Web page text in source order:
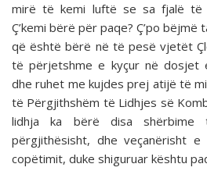
mirë të kemi luftë se sa fjalë të
Ç’kemi bërë për paqe? Ç’po bëjmë
që është bërë në të pesë vjetët
të përjetshme e kyçur në
dhe ruhet me kujdes prej atijë të
të Përgjithshëm të Lidhjes së
lidhja ka bërë disa shërbime
përgjithësisht, dhe veçanërisht e
copëtimit, duke shiguruar kështu